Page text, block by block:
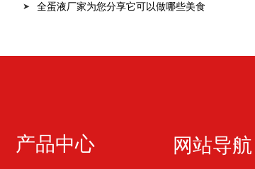
全蛋液厂家为您分享它可以做哪些美食
产品中心 网站导航